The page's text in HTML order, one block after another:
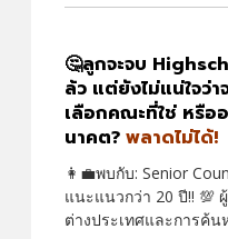
🤔ลูกจะจบ
ล้ว แต่ยังไม่แน่ใจว่า
เลือกคณะที่ใช่ หรือ
นาคต? พลาดไม่ได้!
👩‍💼พบกับ: Senior
แนะแนวกว่า 20 ปี‼️ 💯
ต่างประเทศและการค้